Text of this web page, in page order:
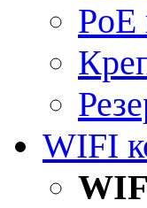
WIFI